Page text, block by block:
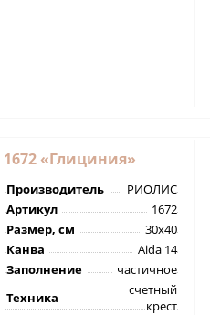
1672 «Глициния»
Производитель
РИОЛИС
Артикул
1672
Размер, см
30х40
Канва
Aida 14
Заполнение
частичное
Техника
счетный
крест